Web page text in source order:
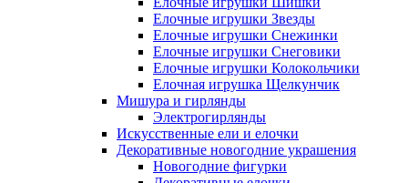
Елочные игрушки Звезды
Елочные игрушки Снежинки
Елочные игрушки Снеговики
Елочные игрушки Колокольчики
Елочная игрушка Щелкунчик
Мишура и гирлянды
Электрогирлянды
Искусственные ели и елочки
Декоративные новогодние украшения
Новогодние фигурки